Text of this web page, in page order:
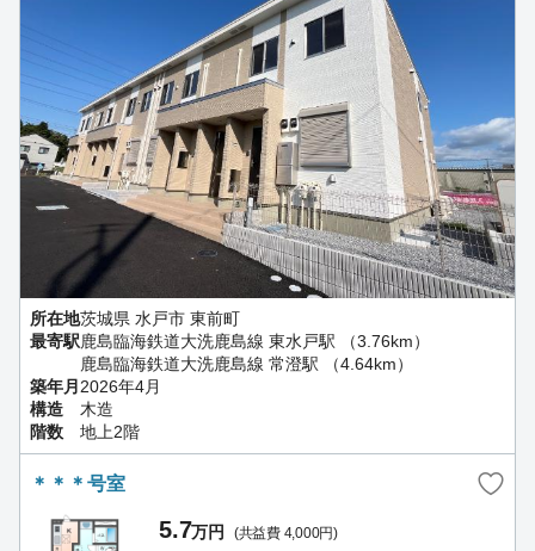
所在地茨城県 水戸市 東前町
最寄駅鹿島臨海鉄道大洗鹿島線 東水戸駅 （3.76km）
鹿島臨海鉄道大洗鹿島線 常澄駅 （4.64km）
築年月 2026年4月
構造
木造
階数
地上2階
＊＊＊号室
5.7万円 (共益費 4,000円)